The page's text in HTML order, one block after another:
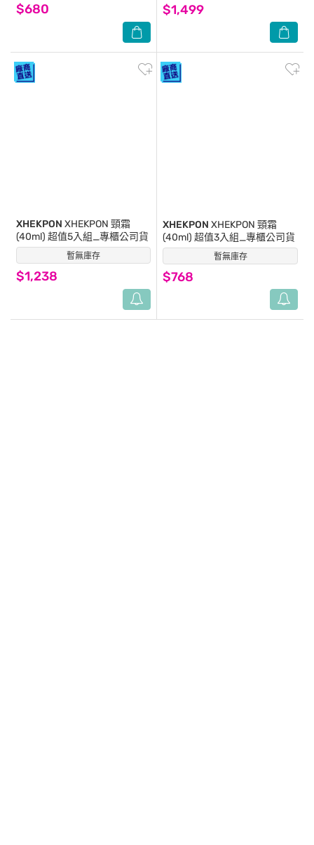
$680 $1,499
暫無庫存
XHEKPON XHEKPON 頸霜
(40ml) 超值5入組_專櫃公司貨
$1,238
(0) 暫無庫存
XHEKPON XHEKPON 頸霜
(40ml) 超值3入組_專櫃公司貨
$768
(0)